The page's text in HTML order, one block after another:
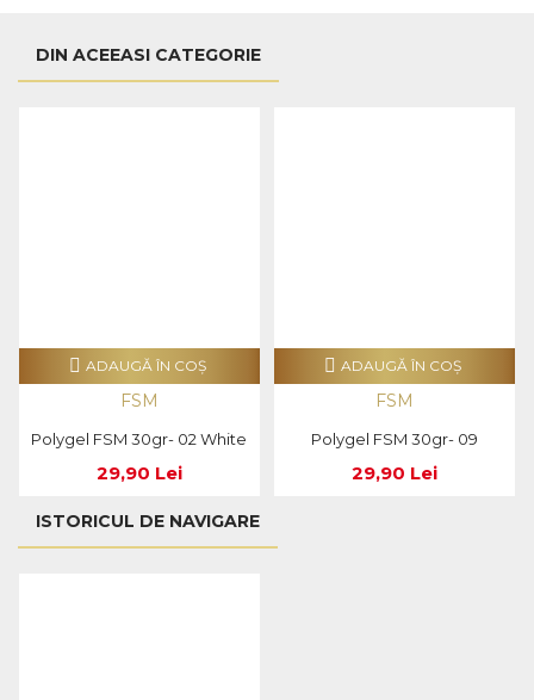
DIN ACEEASI CATEGORIE
FSM
Polygel FSM 30gr- 02 White
29,90 Lei
ADAUGĂ ÎN COŞ
FSM
Polygel FSM 30gr- 09
29,90 Lei
ADAUGĂ ÎN COŞ
ISTORICUL DE NAVIGARE